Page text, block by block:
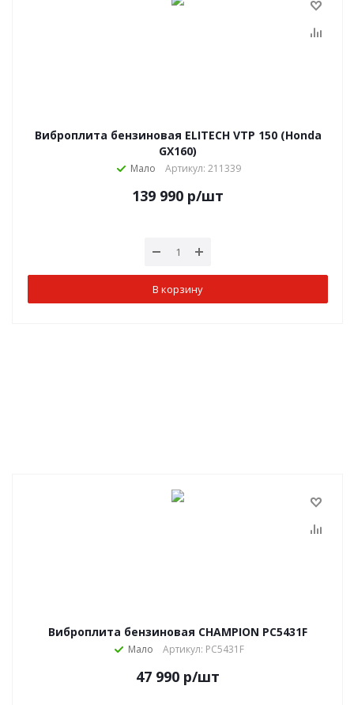
Виброплита бензиновая ELITECH VTP 150 (Honda
GX160)
Мало Артикул: 211339
139 990 р/шт
В корзину
Виброплита бензиновая CHAMPION PC5431F
Мало Артикул: PC5431F
47 990 р/шт